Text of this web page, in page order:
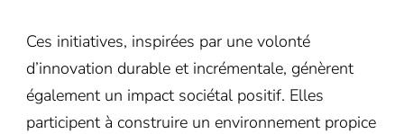
Ces initiatives, inspirées par une volonté
d’innovation durable et incrémentale, génèrent
également un impact sociétal positif. Elles
participent à construire un environnement propice